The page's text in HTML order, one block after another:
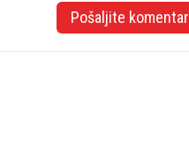
Pošaljite komentar